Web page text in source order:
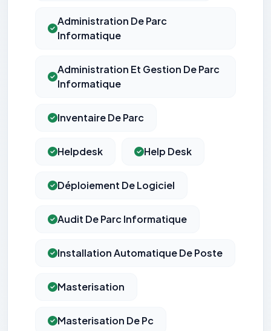
Administration De Parc
Informatique
Administration Et Gestion De Parc
Informatique
Inventaire De Parc
Helpdesk Help Desk
Déploiement De Logiciel
Audit De Parc Informatique
Installation Automatique De Poste
Masterisation
Masterisation De Pc